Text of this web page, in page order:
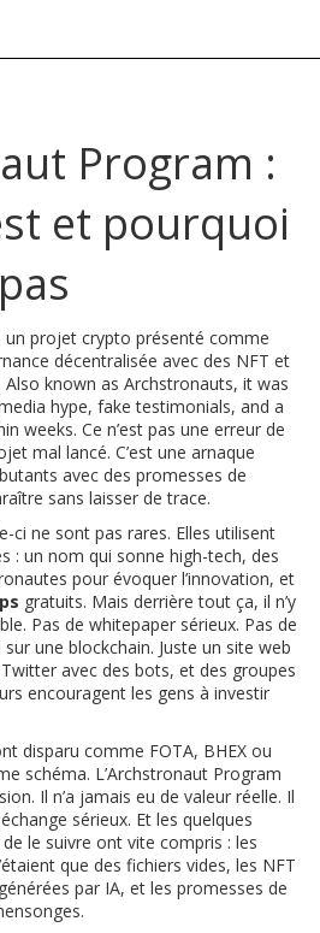
Program :
et pourquoi
un projet crypto présenté comme
décentralisée avec des NFT et
. Also known as Archstronauts, it was
hype, fake testimonials, and a
weeks. Ce n’est pas une erreur de
mal lancé. C’est une arnaque
avec des promesses de
sans laisser de trace.
ci ne sont pas rares. Elles utilisent
: un nom qui sonne high-tech, des
pour évoquer l’innovation, et
gratuits. Mais derrière tout ça, il n’y
Pas de whitepaper sérieux. Pas de
une blockchain. Juste un site web
avec des bots, et des groupes
encouragent les gens à investir
disparu comme FOTA, BHEX ou
schéma. L’Archstronaut Program
Il n’a jamais eu de valeur réelle. Il
sérieux. Et les quelques
le suivre ont vite compris : les
que des fichiers vides, les NFT
par IA, et les promesses de